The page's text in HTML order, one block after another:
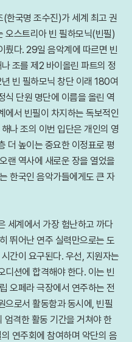
한국명 조수진)가 세계 최고 권
오스트리아 빈 필하모닉(빈필)
뤘다. 29일 음악계에 따르면 빈
조를 제2 바이올린 파트의 정
빈 필하모닉 창단 이래 180여
식 단원 명단에 이름을 올린 역
에서 빈필이 차지하는 독보적인
나 조의 이번 입단은 개인의 영
더 높이는 중요한 이정표로 평
랜 역사에 새로운 장을 열었을
한국인 음악가들에게도 큰 자
세계에서 가장 험난하고 까다
뛰어난 연주 실력만으로는 도
간이 요구된다. 우선, 지원자는
디션에 합격해야 한다. 이는 빈
오페라 극장에서 연주하는 전
으로서 활동함과 동시에, 빈필
격한 활동 기간을 거쳐야 한
연주회에 참여하며 악단의 음